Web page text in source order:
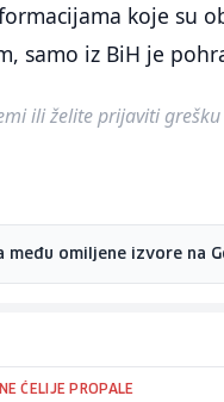
koje su
samo iz BiH je
ili želite prijaviti
među omiljene izvore na
ĆELIJE PROPALE